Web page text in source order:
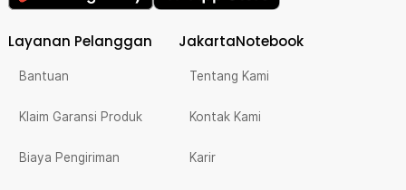
Layanan Pelanggan
Bantuan
Klaim Garansi Produk
Biaya Pengiriman
JakartaNotebook
Tentang Kami
Kontak Kami
Karir